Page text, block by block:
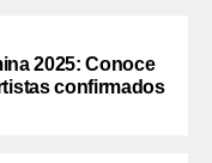
2025: Conoce
confirmados